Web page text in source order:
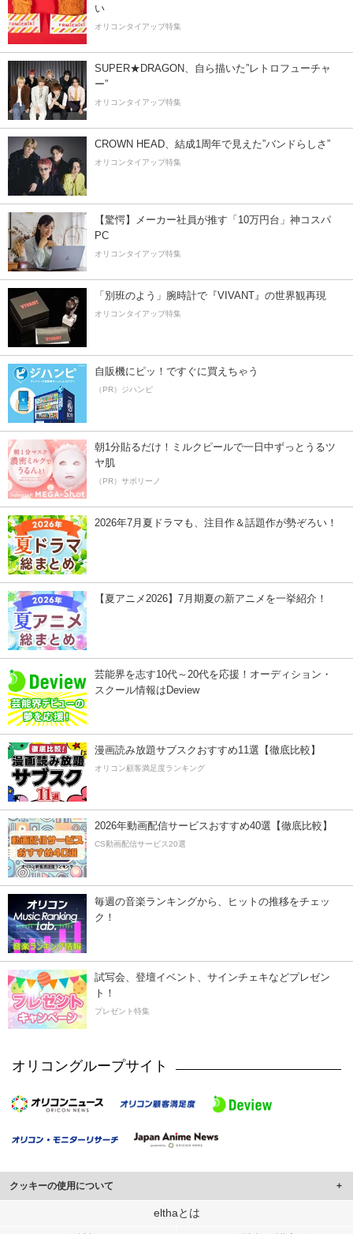
い
オリコンタイアップ特集
SUPER★DRAGON、自ら描いた”レトロフューチャ
ー”
オリコンタイアップ特集
CROWN HEAD、結成1周年で見えた”バンドらしさ”
オリコンタイアップ特集
【驚愕】メーカー社員が推す「10万円台」神コスパ
PC
オリコンタイアップ特集
「別班のよう」腕時計で『VIVANT』の世界観再現
オリコンタイアップ特集
自販機にピッ！ですぐに買えちゃう
（PR）ジハンピ
朝1分貼るだけ！ミルクピールで一日中ずっとうるツ
ヤ肌
（PR）サボリーノ
2026年7月夏ドラマも、注目作＆話題作が勢ぞろい！
【夏アニメ2026】7月期夏の新アニメを一挙紹介！
芸能界を志す10代～20代を応援！オーディション・
スクール情報はDeview
漫画読み放題サブスクおすすめ11選【徹底比較】
オリコン顧客満足度ランキング
2026年動画配信サービスおすすめ40選【徹底比較】
CS動画配信サービス20選
毎週の音楽ランキングから、ヒットの推移をチェッ
ク！
試写会、登壇イベント、サインチェキなどプレゼン
ト！
プレゼント特集
オリコングループサイト
クッキーの使用について
このサイトでは Cookie を使用して、ユーザーに合わせたコンテンツや広告の
elthaとは